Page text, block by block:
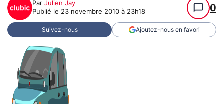
Par Julien Jay
Publié le 23 novembre 2010 à 23h18 0
Suivez-nous Ajoutez-nous en favori